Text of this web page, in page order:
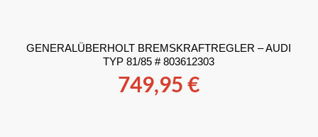
GENERALÜBERHOLT BREMSKRAFTREGLER – AUDI
TYP 81/85 # 803612303
749,95€